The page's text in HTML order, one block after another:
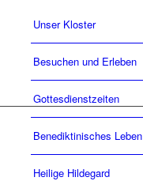
Unser Kloster
Besuchen und Erleben
Gottesdienstzeiten
Benediktinisches Leben
Heilige Hildegard